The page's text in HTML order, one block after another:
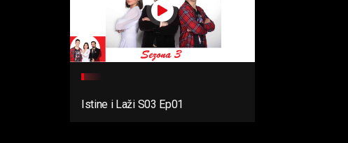
Istine i Laži S03 Ep01